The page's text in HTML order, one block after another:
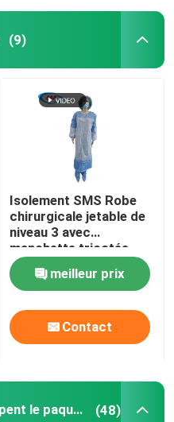
(9)
Isolement SMS Robe
chirurgicale jetable de
niveau 3 avec
manchette tricotée
meilleur prix
Contact
La chirurgie générale drapent le paquet (48)